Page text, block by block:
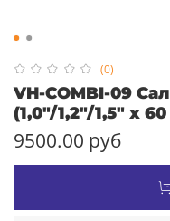
(0)
VH-COMBI-09
(1,0"/1,2"/1,5" х
9500.00 руб